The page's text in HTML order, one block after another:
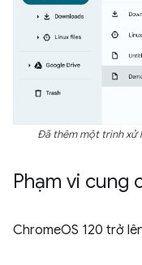
Đã thêm một trình xử
Phạm vi cung
ChromeOS 120 trở